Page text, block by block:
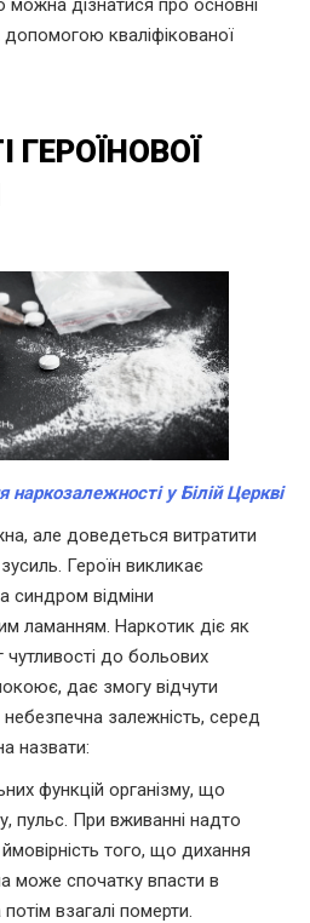
допомогою кваліфікованої
ГЕРОЇНОВОЇ
наркозалежності у Білій Церкві
але доведеться витратити
Героїн викликає
синдром відміни
ламанням. Наркотик діє як
чутливості до больових
дає змогу відчути
залежність, серед
назвати:
функцій організму, що
пульс. При вживанні надто
того, що дихання
може спочатку впасти в
взагалі померти.